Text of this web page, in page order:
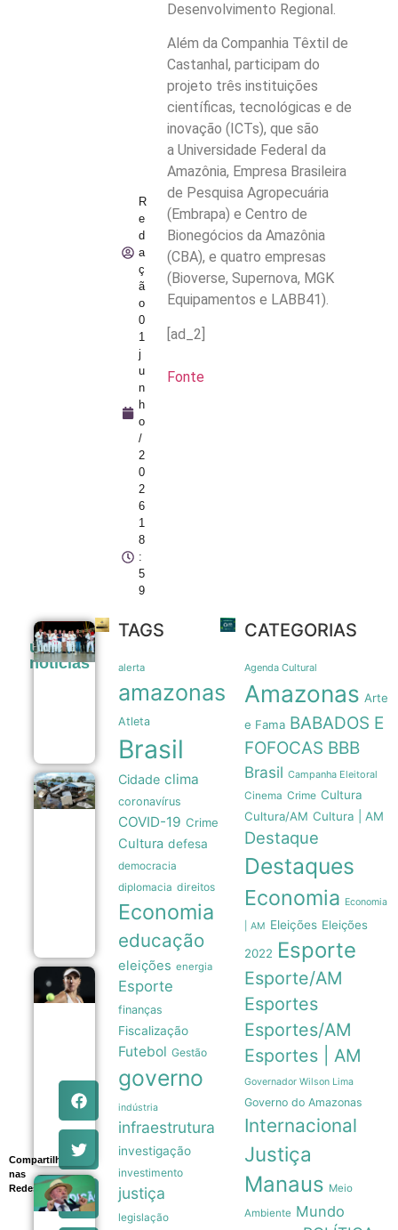
R
e
d
a
ç
ã
o
0
1
j
u
n
h
o
/
2
0
2
6
1
8
:
5
9
Desenvolvimento Regional.
Além da Companhia Têxtil de
Castanhal, participam do
projeto três instituições
científicas, tecnológicas e de
inovação (ICTs), que são
a Universidade Federal da
Amazônia, Empresa Brasileira
de Pesquisa Agropecuária
(Embrapa) e Centro de
Bionegócios da Amazônia
(CBA), e quatro empresas
(Bioverse, Supernova, MGK
Equipamentos e LABB41).
[ad_2]
Fonte
Compartilhe
nas
Redes
últimas
noticias
Prefeitura
amplia apoio
jiu-jítsu para
beneficiados
Tubarões
são usados
como
móveis
para prever
intensidade
furacões
Beatriz
Haddad
Maia
anuncia
se das
quadras
Lula
pretende
apresentar
TAGS
alerta
amazonas
Atleta
Brasil
Cidade clima
coronavírus
COVID-19 Crime
Cultura defesa
democracia
diplomacia direitos
Economia
educação
eleições energia
Esporte
finanças
Fiscalização
Futebol Gestão
governo
indústria
infraestrutura
investigação
investimento
justiça
legislação
CATEGORIAS
Agenda Cultural
Amazonas Arte
e Fama BABADOS E
FOFOCAS BBB
Brasil Campanha Eleitoral
Cinema Crime Cultura
Cultura/AM Cultura | AM
Destaque
Destaques
Economia Economia
| AM Eleições Eleições
2022 Esporte
Esporte/AM
Esportes
Esportes/AM
Esportes | AM
Governador Wilson Lima
Governo do Amazonas
Internacional
Justiça
Manaus Meio
Ambiente Mundo